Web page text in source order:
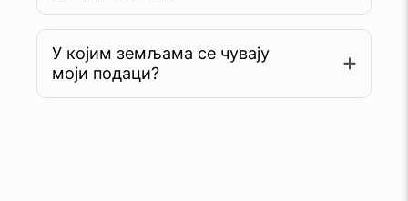
Сазнајте више
У којим земљама се чувају
моји подаци?